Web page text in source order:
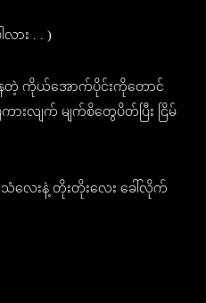
ား . . )
ေတဲ့ ကိုယ်အောက်ပိုင်းကိုတောင်
ားလျက် မျက်စိတွေပိတ်ပြီး ငြိမ်
လေးနဲ့ တိုးတိုးလေး ခေါ်လိုက်